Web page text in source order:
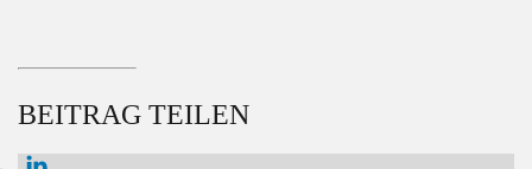
BEITRAG TEILEN